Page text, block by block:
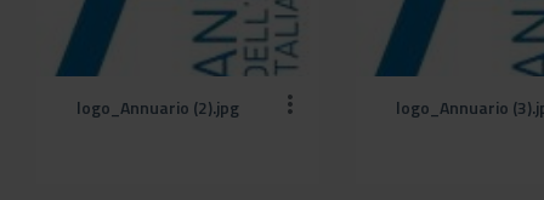
logo_Annuario (2).jpg logo_Annuario